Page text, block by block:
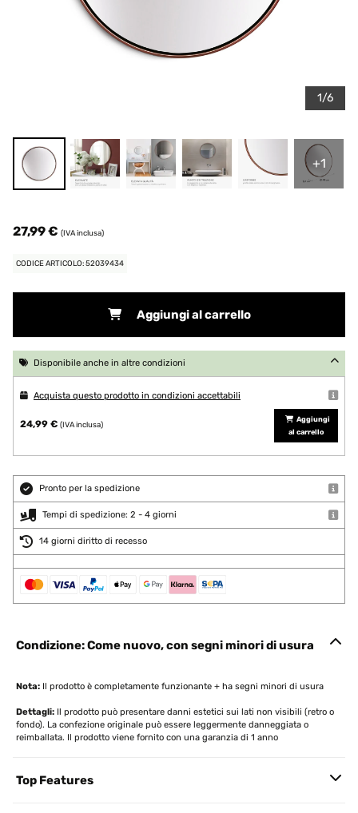
1/6
+1
27,99 € (IVA inclusa)
CODICE ARTICOLO: 52039434
Aggiungi al carrello
Disponibile anche in altre condizioni
Acquista questo prodotto in condizioni accettabili
24,99 € (IVA inclusa)
Aggiungi
al carrello
Pronto per la spedizione
Tempi di spedizione: 2 - 4 giorni
14 giorni diritto di recesso
Condizione: Come nuovo, con segni minori di usura
Nota: Il prodotto è completamente funzionante + ha segni minori di usura
Dettagli: Il prodotto può presentare danni estetici sui lati non visibili (retro o
fondo). La confezione originale può essere leggermente danneggiata o
reimballata. Il prodotto viene fornito con una garanzia di 1 anno
Top Features